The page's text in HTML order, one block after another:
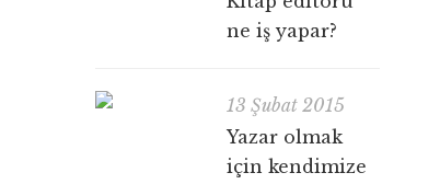
ne iş yapar?
13 Şubat 2015
Yazar olmak
için kendimize